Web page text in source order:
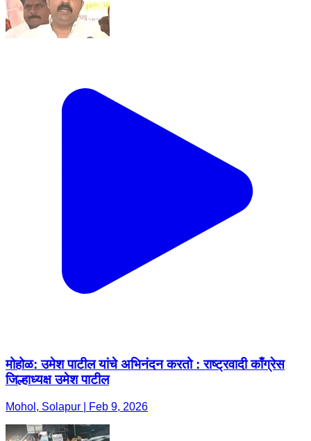
मोहोळ: उमेश पाटील यांचे अभिनंदन करतो : राष्ट्रवादी काँग्रेस
जिल्हाध्यक्ष उमेश पाटील
Mohol, Solapur | Feb 9, 2026